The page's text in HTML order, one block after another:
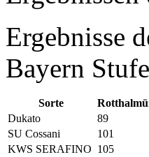
Ergebnisse
Bayern
Sorte
Dukato
89
SU Cossani
101
KWS SERAFINO 105